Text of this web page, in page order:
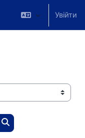
Увійти
Пошук курсів